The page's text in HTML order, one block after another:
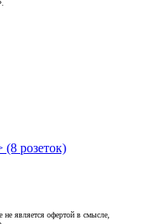
розеток)
не является офертой в смысле,